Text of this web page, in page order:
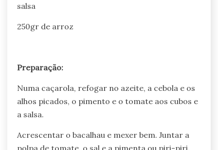
salsa
250gr de arroz
Preparação:
Numa caçarola, refogar no azeite, a cebola e os
alhos picados, o pimento e o tomate aos cubos e
a salsa.
Acrescentar o bacalhau e mexer bem. Juntar a
polpa de tomate, o sal e a pimenta ou piri-piri.